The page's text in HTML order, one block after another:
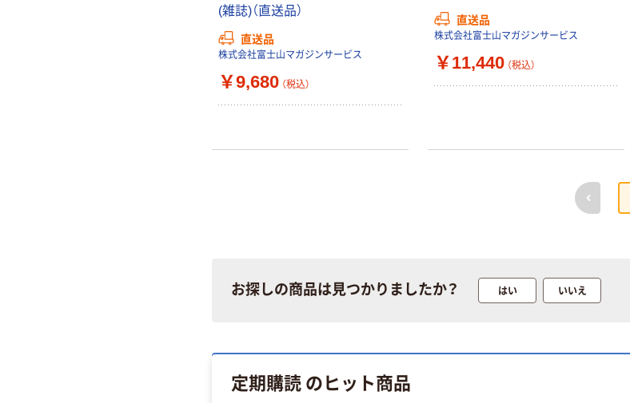
(雑誌)（直送品）
直送品
株式会社富士山マガジンサービス
￥9,680 （税込）
直送品
株式会社富士山マガジンサービス
￥11,440 （税込）
前へ
お探しの商品は見つかりましたか？ はい いいえ
定期購読 のヒット商品